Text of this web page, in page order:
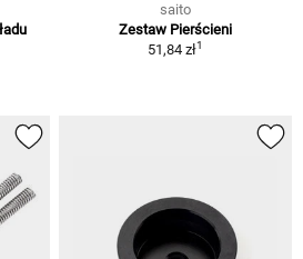
saito
Zestaw Pierścieni
51,84 zł1